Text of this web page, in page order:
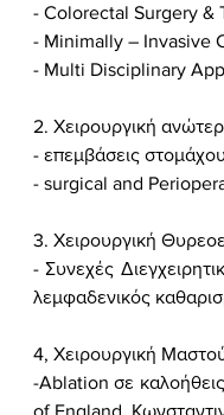
-Colorectal Surgery &
- Minimally – Invasive
- Multi Disciplinary
2. Χειρουργική
- επεμβάσεις
- surgical and
3. Χειρουργική
- Συνεχές
λεμφαδενικός
4, Χειρουργική
-Ablation σε